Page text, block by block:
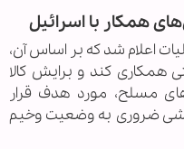
همکار با اسرائیل
اعلام شد که بر اساس آن،
همکاری کند و برایش کالا
مسلح، مورد هدف قرار
ضروری به وضعیت وخیم